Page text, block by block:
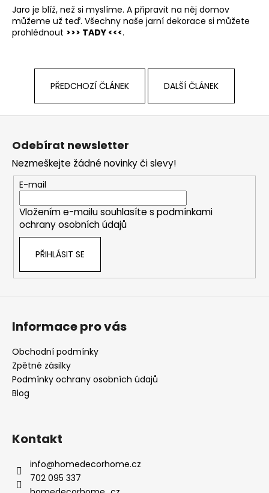
Jaro je blíž, než si myslíme. A připravit na něj domov
můžeme už teď. Všechny naše jarní dekorace si můžete
prohlédnout >>> TADY <<<.
PŘEDCHOZÍ ČLÁNEK DALŠÍ ČLÁNEK
Z
Odebírat newsletter
Nezmeškejte žádné novinky či slevy!
E-mail
Vložením e-mailu souhlasíte s podmínkami
ochrany osobních údajů
PŘIHLÁSIT SE
Informace pro vás
Obchodní podmínky
Zpětné zásilky
Podmínky ochrany osobních údajů
Blog
Kontakt
info@homedecorhome.cz
702 095 337